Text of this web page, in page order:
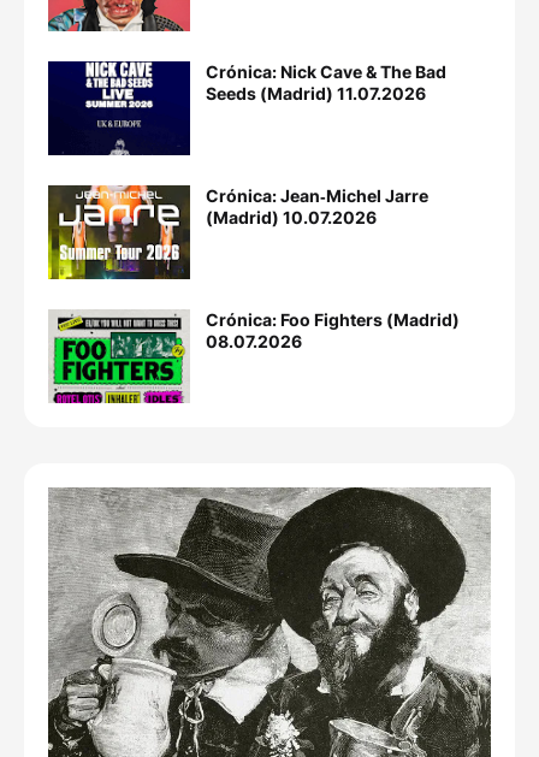
Crónica: Nick Cave & The Bad
Seeds (Madrid) 11.07.2026
Crónica: Jean‐Michel Jarre
(Madrid) 10.07.2026
Crónica: Foo Fighters (Madrid)
08.07.2026